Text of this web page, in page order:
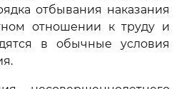
отбывания наказания
отношении к труду и
в обычные условия